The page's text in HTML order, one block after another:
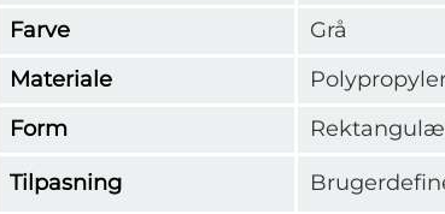
Farve
Grå
Materiale
Form
Tilpasning